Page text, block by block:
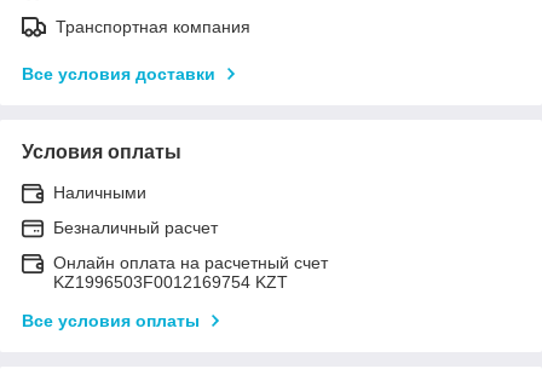
Транспортная компания
Все условия доставки
Условия оплаты
Наличными
Безналичный расчет
Онлайн оплата на расчетный счет
KZ1996503F0012169754 KZT
Все условия оплаты